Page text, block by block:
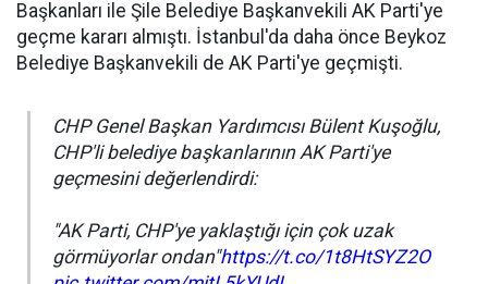
Başkanları ile Şile Belediye Başkanvekili AK Parti'ye
geçme kararı almıştı. İstanbul'da daha önce Beykoz
Belediye Başkanvekili de AK Parti'ye geçmişti.
CHP Genel Başkan Yardımcısı Bülent Kuşoğlu,
CHP'li belediye başkanlarının AK Parti'ye
geçmesini değerlendirdi:
"AK Parti, CHP'ye yaklaştığı için çok uzak
görmüyorlar ondan"https://t.co/1t8HtSYZ2O